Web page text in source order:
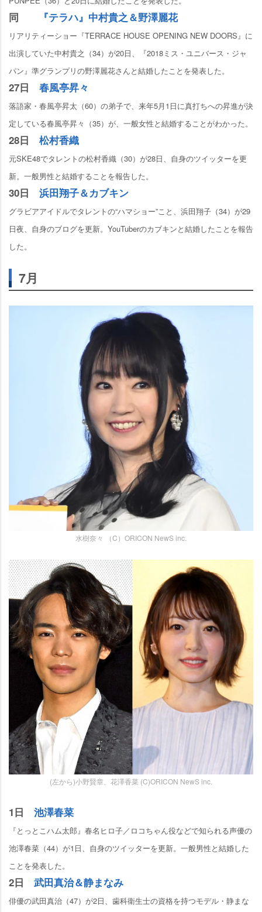
同 『テラハ』中村貴之＆野澤麗花
リアリティーショー『TERRACE HOUSE OPENING NEW DOORS』に
出演していた中村貴之（34）が20日、『2018ミス・ユニバース・ジャ
パン』準グランプリの野澤麗花さんと結婚したことを発表した。
27日 春風亭昇々
落語家・春風亭昇太（60）の弟子で、来年5月1日に真打ちへの昇進が決
定している春風亭昇々（35）が、一般女性と結婚することがわかった。
28日 松村香織
元SKE48でタレントの松村香織（30）が28日、自身のツイッターを更
新。一般男性と結婚することを報告した。
30日 浜田翔子＆カブキン
グラビアアイドルでタレントの“ハマショー”こと、浜田翔子（34）が29
日夜、自身のブログを更新。YouTuberのカブキンと結婚したことを報告
した。
7月
水樹奈々 （C）ORICON NewS inc.
(左から)小野賢章、花澤香菜 (C)ORICON NewS inc.
1日 池澤春菜
『とっとこハム太郎』春名ヒロ子／ロコちゃん役などで知られる声優の
池澤春菜（44）が1日、自身のツイッターを更新。一般男性と結婚した
ことを発表した。
2日 武田真治＆静まなみ
俳優の武田真治（47）が2日、歯科衛生士の資格を持つモデル・静まな